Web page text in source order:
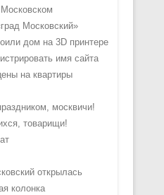
Московский»
дом на 3D принтере
имя сайта
на квартиры
москвичи!
товарищи!
открылась
колонка